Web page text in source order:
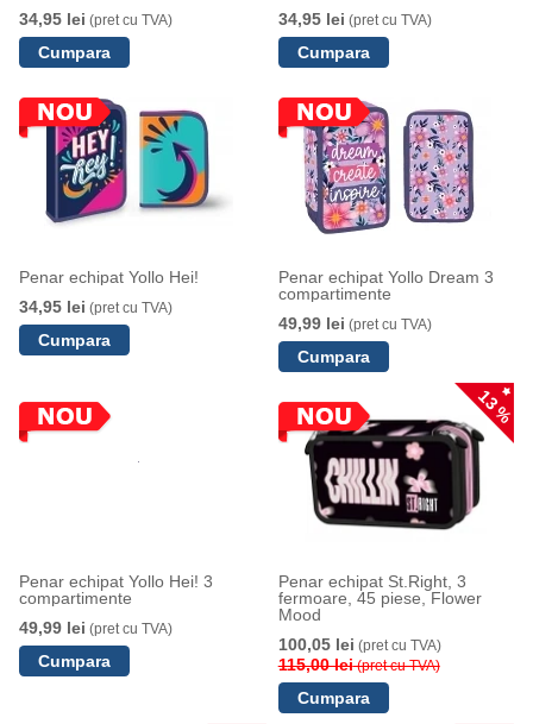
34,95 lei (pret cu TVA)
34,95 lei (pret cu TVA)
Penar echipat Yollo Hei!
34,95 lei (pret cu TVA)
Penar echipat Yollo Dream 3
compartimente
49,99 lei (pret cu TVA)
Penar echipat Yollo Hei! 3
compartimente
49,99 lei (pret cu TVA)
13 %
Penar echipat St.Right, 3
fermoare, 45 piese, Flower
Mood
100,05 lei (pret cu TVA)
115,00 lei(pret cu TVA)